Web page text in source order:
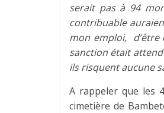
serait pas à 94
contribuable
mon emploi, d’être
sanction était
ils risquent aucune
A rappeler que les
cimetière de